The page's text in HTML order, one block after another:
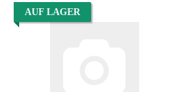
AUF LAGER